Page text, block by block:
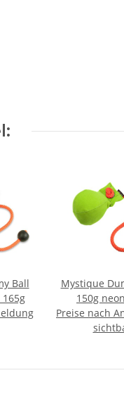
Ball
Mystique
150g
Preise nach